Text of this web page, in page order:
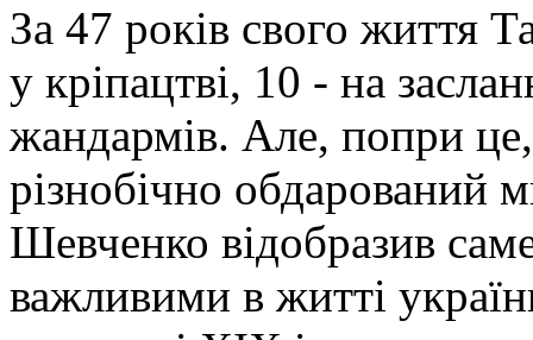
За 47 років свого життя
у кріпацтві, 10 - на
жандармів. Але, попри це,
різнобічно обдарований
Шевченко відобразив
важливими в житті